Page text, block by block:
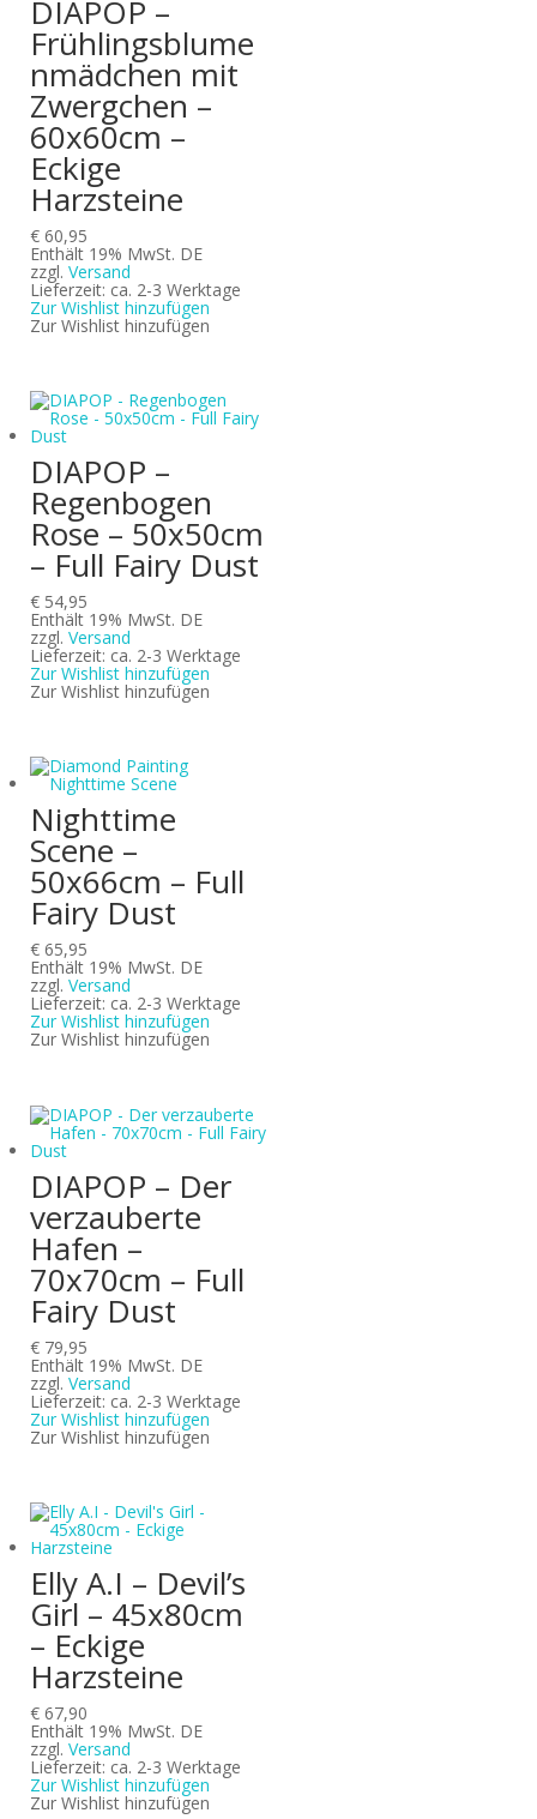
DIAPOP –
Frühlingsblume
nmädchen mit
Zwergchen –
60x60cm –
Eckige
Harzsteine
€ 60,95
Enthält 19% MwSt. DE
zzgl.Versand
Lieferzeit: ca. 2-3 Werktage
Zur Wishlist hinzufügen
Zur Wishlist hinzufügen
DIAPOP –
Regenbogen
Rose – 50x50cm
– Full Fairy Dust
€ 54,95
Enthält 19% MwSt. DE
zzgl.Versand
Lieferzeit: ca. 2-3 Werktage
Zur Wishlist hinzufügen
Zur Wishlist hinzufügen
Nighttime
Scene –
50x66cm – Full
Fairy Dust
€ 65,95
Enthält 19% MwSt. DE
zzgl.Versand
Lieferzeit: ca. 2-3 Werktage
Zur Wishlist hinzufügen
Zur Wishlist hinzufügen
DIAPOP – Der
verzauberte
Hafen –
70x70cm – Full
Fairy Dust
€ 79,95
Enthält 19% MwSt. DE
zzgl.Versand
Lieferzeit: ca. 2-3 Werktage
Zur Wishlist hinzufügen
Zur Wishlist hinzufügen
Elly A.I – Devil’s
Girl – 45x80cm
– Eckige
Harzsteine
€ 67,90
Enthält 19% MwSt. DE
zzgl.Versand
Lieferzeit: ca. 2-3 Werktage
Zur Wishlist hinzufügen
Zur Wishlist hinzufügen